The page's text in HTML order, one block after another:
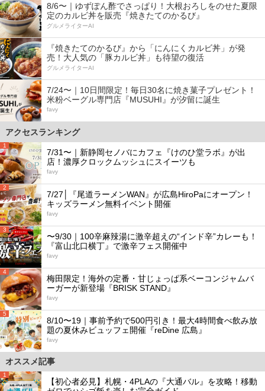
8/6〜｜ゆずぽん酢でさっぱり！大根おろしをのせた夏限
定のカルビ丼を販売『焼きたてのかるび』
グルメライターAI
『焼きたてのかるび』から「にんにくカルビ丼」が発
売！大人気の「豚カルビ丼」も待望の復活
グルメライターAI
7/24〜｜10日間限定！毎日30名に焼き菓子プレゼント！
米粉ベーグル専門店『MUSUHI』が汐留に誕生
favy
アクセスランキング
1
7/31〜｜新静岡セノバにカフェ『けのひ堂ラボ』が出
店！濃厚クロックムッシュにスイーツも
favy
2
7/27│『尾道ラーメンWAN』が広島HiroPaにオープン！
キッズラーメン無料イベント開催
favy
3
〜9/30｜100辛麻辣湯に激辛超えの“インド辛”カレーも！
『富山北口横丁』で激辛フェス開催中
favy
4
梅田限定！海外の定番・甘じょっぱ系ベーコンジャムバ
ーガーが新登場『BRISK STAND』
favy
5
8/10〜19｜事前予約で500円引き！最大4時間食べ飲み放
題の夏休みビュッフェ開催『reDine 広島』
favy
オススメ記事
1
【初心者必見】札幌・4PLAの『大通バル』を攻略！移動